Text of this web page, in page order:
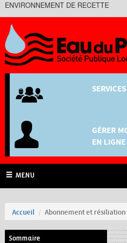
ENVIRONNEMENT DE RECETTE
GÉRER
EN LIGNE
MENU
Accueil Abonnement et résiliation
Sommaire